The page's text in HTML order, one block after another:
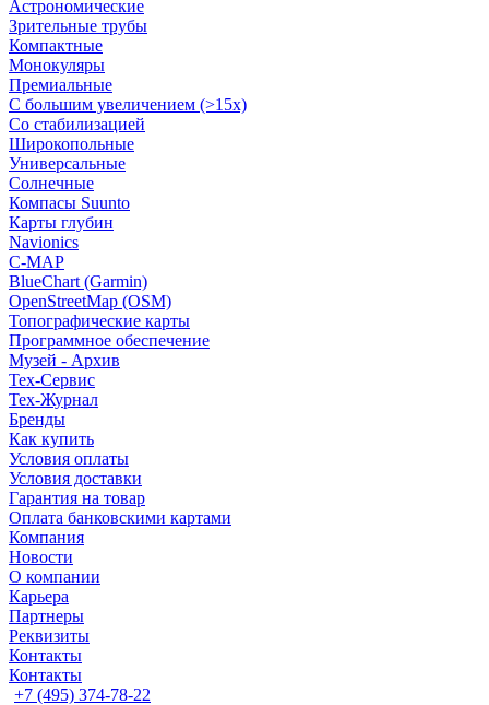
Астрономические
Зрительные трубы
Компактные
Монокуляры
Премиальные
С большим увеличением (>15x)
Со стабилизацией
Широкопольные
Универсальные
Солнечные
Компасы Suunto
Карты глубин
Navionics
C-MAP
BlueChart (Garmin)
OpenStreetMap (OSM)
Топографические карты
Программное обеспечение
Музей - Архив
Tex-Сервис
Тех-Журнал
Бренды
Как купить
Условия оплаты
Условия доставки
Гарантия на товар
Оплата банковскими картами
Компания
Новости
О компании
Карьера
Партнеры
Реквизиты
Контакты
Контакты
+7 (495) 374-78-22